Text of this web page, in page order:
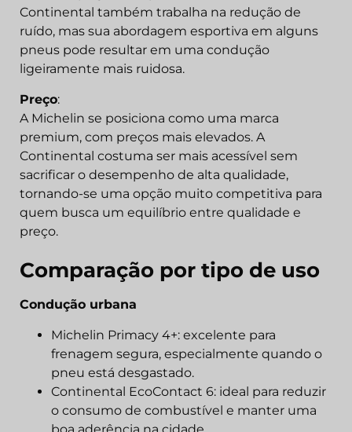
Continental também trabalha na redução de
ruído, mas sua abordagem esportiva em alguns
pneus pode resultar em uma condução
ligeiramente mais ruidosa.
Preço:
A Michelin se posiciona como uma marca
premium, com preços mais elevados. A
Continental costuma ser mais acessível sem
sacrificar o desempenho de alta qualidade,
tornando-se uma opção muito competitiva para
quem busca um equilíbrio entre qualidade e
preço.
Comparação por tipo de uso
Condução urbana
Michelin Primacy 4+: excelente para
frenagem segura, especialmente quando o
pneu está desgastado.
Continental EcoContact 6: ideal para reduzir
o consumo de combustível e manter uma
boa aderência na cidade.